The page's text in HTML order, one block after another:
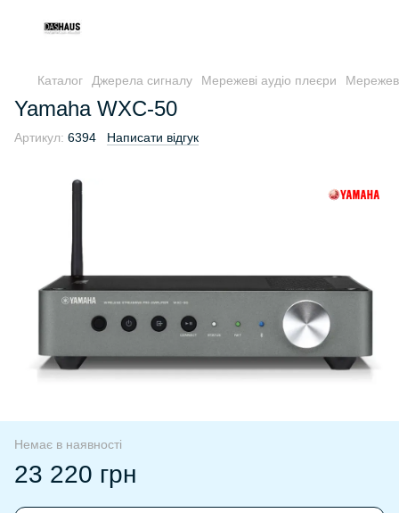
Каталог Джерела сигналу Мережеві аудіо плеєри
Yamaha WXC-50
Артикул: 6394 Написати відгук
Немає в наявності
23 220 грн